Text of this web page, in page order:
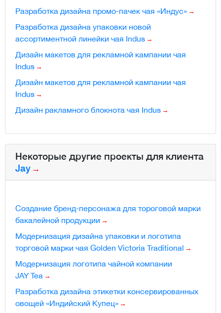
Разработка дизайна промо-пачек чая «Индус»
Разработка дизайна упаковки новой
ассортиментной линейки чая Indus
Дизайн макетов для рекламной кампании чая
Indus
Дизайн макетов для рекламной кампании чая
Indus
Дизайн ракламного блокнота чая Indus
Некоторые другие проекты для клиента
Jay
Создание бренд-персонажа для тороговой марки
бакалейной продукции
Модернизация дизайна упаковки и логотипа
торговой марки чая Golden Victoria Traditional
Модернизация логотипа чайной компании
JAY Tea
Разработка дизайна этикетки консервированных
овощей «Индийский Купец»